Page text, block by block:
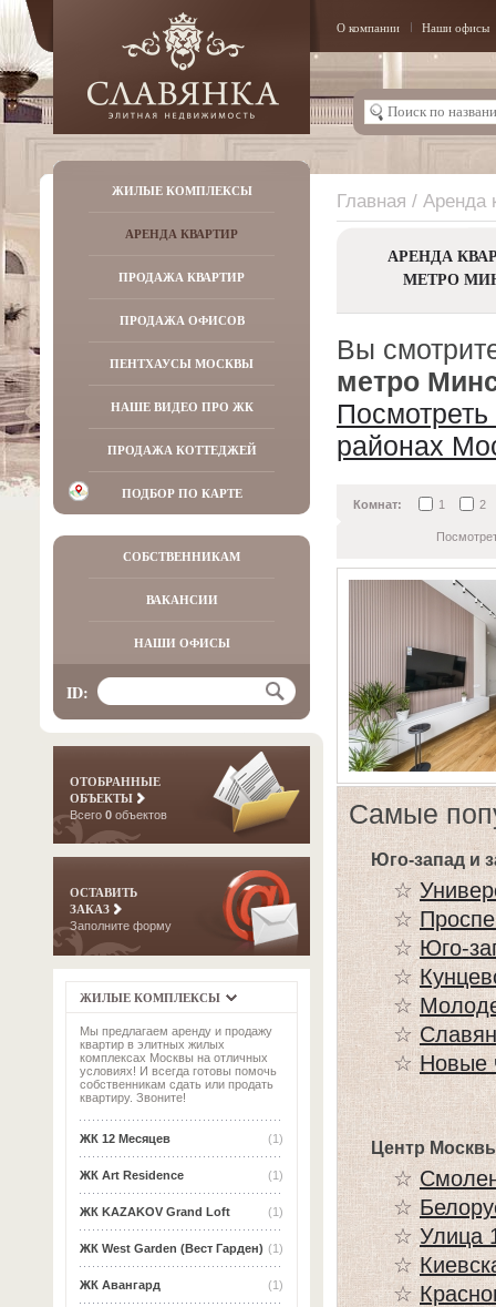
О компании Наши офисы
ЖИЛЫЕ КОМПЛЕКСЫ
АРЕНДА КВАРТИР
ПРОДАЖА КВАРТИР
ПРОДАЖА ОФИСОВ
ПЕНТХАУСЫ МОСКВЫ
НАШЕ ВИДЕО ПРО ЖК
ПРОДАЖА КОТТЕДЖЕЙ
ПОДБОР ПО КАРТЕ
СОБСТВЕННИКАМ
ВАКАНСИИ
НАШИ ОФИСЫ
ID:
ОТОБРАННЫЕ
ОБЪЕКТЫ
Всего 0 объектов
ОСТАВИТЬ
ЗАКАЗ
Заполните форму
ЖИЛЫЕ КОМПЛЕКСЫ
Мы предлагаем аренду и продажу
квартир в элитных жилых
комплексах Москвы на отличных
условиях! И всегда готовы помочь
собственникам сдать или продать
квартиру. Звоните!
(1)
ЖК 12 Месяцев
(1)
ЖК Art Residence
(1)
ЖК KAZAKOV Grand Loft
(1)
ЖК West Garden (Вест Гарден)
(1)
ЖК Авангард
Главная / Аренда
АРЕНДА
МЕТРО
Вы
метро
районах
Комнат: 1 2
Самые
Юго-запад и
☆
☆
☆Юго-
☆
☆
☆
☆Новые
Центр
☆
☆
☆Улица
☆
☆